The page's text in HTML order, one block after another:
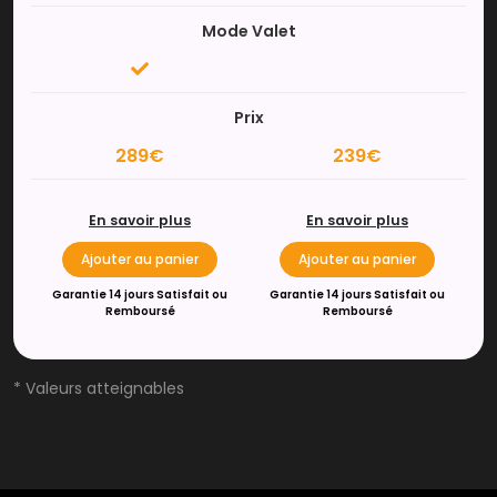
Mode Valet
Prix
289€ 239€
En savoir plus
Ajouter au panier
Garantie 14 jours Satisfait ou
Remboursé
En savoir plus
Ajouter au panier
Garantie 14 jours Satisfait ou
Remboursé
* Valeurs atteignables